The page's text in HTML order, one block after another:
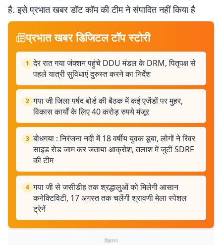
है. इसे प्रभात खबर डॉट कॉम की टीम ने संपादित नहीं किया है
प्रभात खबर डिजिटल टॉप स्टोरी
1 देर रात गया जंक्शन पहुंचे DDU मंडल के DRM, पितृपक्ष से
पहले यात्री सुविधाएं दुरुस्त करने का निर्देश
2 गया जी जिला पर्षद बोर्ड की बैठक में कई एजेंडों पर मुहर,
विकास कार्यों के लिए 40 करोड़ रुपये मंजूर
3 बोधगया : निरंजना नदी में 18 वर्षीय युवक डूबा, लोगों ने रिवर
साइड रोड जाम कर जताया आक्रोश, तलाश में जुटी SDRF
की टीम
4 गया जी से जसीडीह तक श्रद्धालुओं को मिलेगी आसान
कनेक्टिविटी, 17 अगस्त तक चलेंगी श्रावणी मेला स्पेशल
ट्रेनें
विज्ञापन